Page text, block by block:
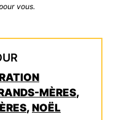
vous.
MÈRES,
, NOËL